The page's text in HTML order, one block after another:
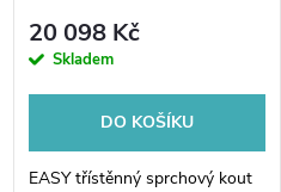
20 098 Kč
Skladem
DO KOŠÍKU
EASY třístěnný sprchový kout